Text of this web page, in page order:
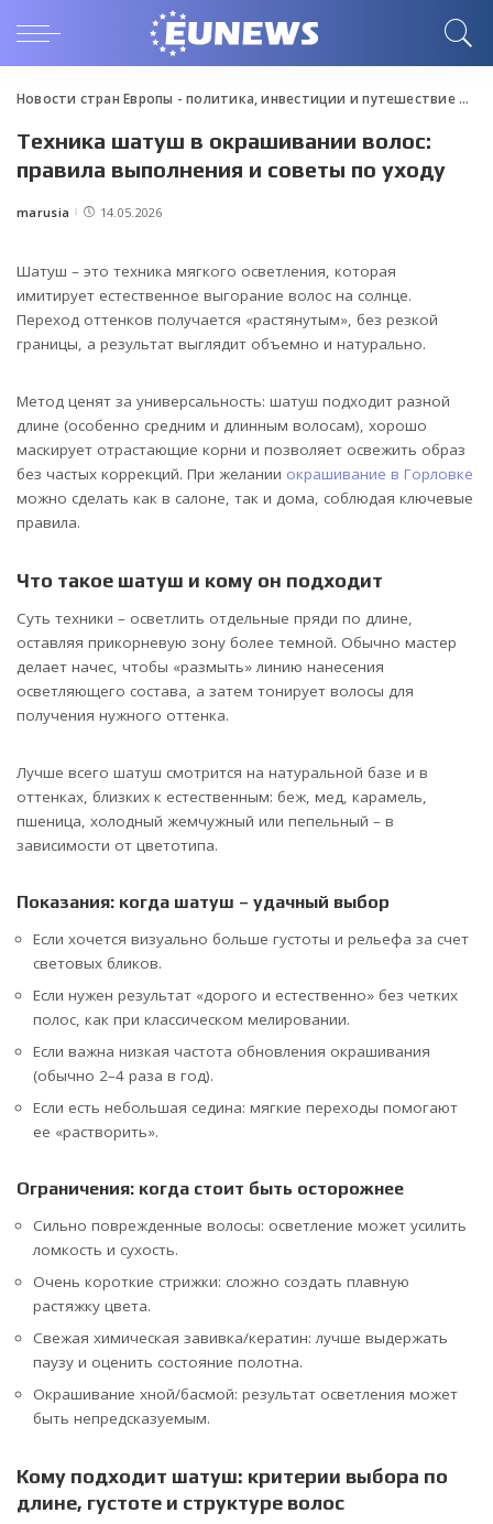
Новости стран Европы - политика, инвестиции и путешествие>
Техника шатуш в окрашивании волос:
правила выполнения и советы по уходу
Posted
marusia 14.05.2026
Шатуш – это техника мягкого осветления, которая
имитирует естественное выгорание волос на солнце.
Переход оттенков получается «растянутым», без резкой
границы, а результат выглядит объемно и натурально.
Метод ценят за универсальность: шатуш подходит разной
длине (особенно средним и длинным волосам), хорошо
маскирует отрастающие корни и позволяет освежить образ
без частых коррекций. При желании окрашивание в Горловке
можно сделать как в салоне, так и дома, соблюдая ключевые
правила.
Что такое шатуш и кому он подходит
Суть техники – осветлить отдельные пряди по длине,
оставляя прикорневую зону более темной. Обычно мастер
делает начес, чтобы «размыть» линию нанесения
осветляющего состава, а затем тонирует волосы для
получения нужного оттенка.
Лучше всего шатуш смотрится на натуральной базе и в
оттенках, близких к естественным: беж, мед, карамель,
пшеница, холодный жемчужный или пепельный – в
зависимости от цветотипа.
Показания: когда шатуш – удачный выбор
Если хочется визуально больше густоты и рельефа за счет
световых бликов.
Если нужен результат «дорого и естественно» без четких
полос, как при классическом мелировании.
Если важна низкая частота обновления окрашивания
(обычно 2–4 раза в год).
Если есть небольшая седина: мягкие переходы помогают
ее «растворить».
Ограничения: когда стоит быть осторожнее
Сильно поврежденные волосы: осветление может усилить
ломкость и сухость.
Очень короткие стрижки: сложно создать плавную
растяжку цвета.
Свежая химическая завивка/кератин: лучше выдержать
паузу и оценить состояние полотна.
Окрашивание хной/басмой: результат осветления может
быть непредсказуемым.
Кому подходит шатуш: критерии выбора по
длине, густоте и структуре волос